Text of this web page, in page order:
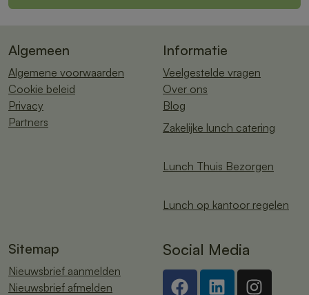
Algemeen
Algemene voorwaarden
Cookie beleid
Privacy
Partners
Informatie
Veelgestelde vragen
Over ons
Blog
Zakelijke lunch catering
Lunch Thuis Bezorgen
Lunch op kantoor regelen
Sitemap
Nieuwsbrief aanmelden
Nieuwsbrief afmelden
Social Media